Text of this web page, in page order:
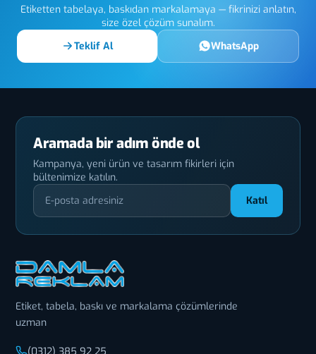
Etiketten tabelaya, baskıdan markalamaya — fikrinizi anlatın,
size özel çözüm sunalım.
Teklif Al
WhatsApp
Aramada bir adım önde ol
Kampanya, yeni ürün ve tasarım fikirleri için
bültenimize katılın.
Katıl
Etiket, tabela, baskı ve markalama çözümlerinde
uzman